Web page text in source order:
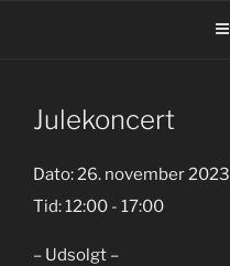
Julekoncert
Dato: 26. november 2023
Tid:12:00 - 17:00
– Udsolgt –